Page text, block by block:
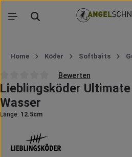
Zum Hauptinhalt springen
Home Köder Softbaits
Durchschnittliche Bewertung von 0 von
Bewerten
Lieblingsköder
Wasser
Länge: 12.5cm